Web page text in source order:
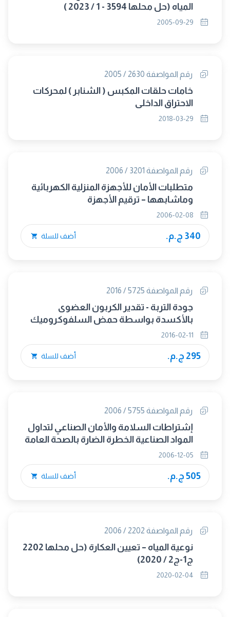
المياه (حل محلها 3594 - 1 / 2023 )
رقم المواصفة 2630 / 2005
خامات حلقات المكبس ( الشنابر ) لمحركات
الاحتراق الداخلى
رقم المواصفة 3201 / 2006
متطلبات الأمان للأجهزة المنزلية الكهربائية
وماشابهها – ترقيم الأجهزة
340 ج.م. أضف للسلة
رقم المواصفة 5725 / 2016
جودة التربة - تقدير الكربون العضوى
بالأكسدة بواسطة حمض السلفوكروميك
295 ج.م. أضف للسلة
رقم المواصفة 5755 / 2006
إشتراطات السلامة والأمان الصناعي لتداول
المواد الصناعية الخطرة الضارة بالصحة العامة
505 ج.م. أضف للسلة
رقم المواصفة 2202 / 2006
نوعية المياه – تعيين العكارة (حل محلها 2202
ج1-ج2 / 2020)